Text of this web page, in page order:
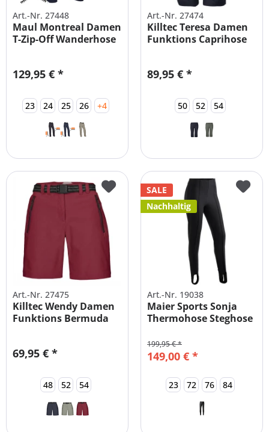
Art.-Nr. 27448
Maul Montreal Damen
T-Zip-Off Wanderhose
129,95 € *
23 24 25 26 +4
Art.-Nr. 27474
Killtec Teresa Damen
Funktions Caprihose
89,95 € *
50 52 54
Art.-Nr. 27475
Killtec Wendy Damen
Funktions Bermuda
69,95 € *
48 52 54
SALE
Nachhaltig
Art.-Nr. 19038
Maier Sports Sonja
Thermohose Steghose
149,00 € *
199,95 € *
23 72 76 84